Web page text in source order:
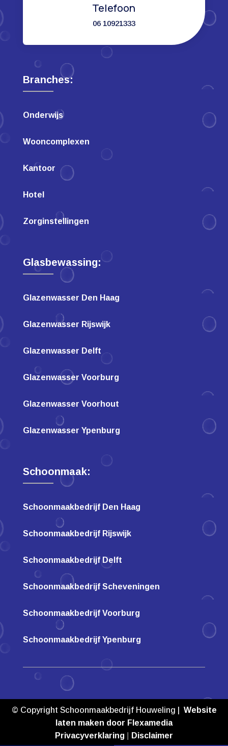
Telefoon
06 10921333
Branches:
Onderwijs
Wooncomplexen
Kantoor
Hotel
Zorginstellingen
Glasbewassing:
Glazenwasser Den Haag
Glazenwasser Rijswijk
Glazenwasser Delft
Glazenwasser Voorburg
Glazenwasser Voorhout
Glazenwasser Ypenburg
Schoonmaak:
Schoonmaakbedrijf Den Haag
Schoonmaakbedrijf Rijswijk
Schoonmaakbedrijf Delft
Schoonmaakbedrijf Scheveningen
Schoonmaakbedrijf Voorburg
Schoonmaakbedrijf Ypenburg
© Copyright Schoonmaakbedrijf Houweling | Website
laten maken door Flexamedia
Privacyverklaring
Disclaimer